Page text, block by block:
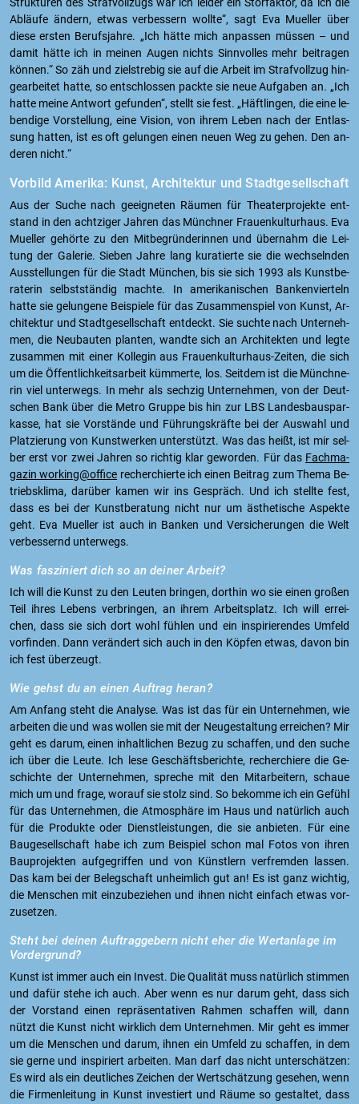
Ab­läu­fe än­dern, etwas ver­bes­sern woll­te“, sagt Eva Mu­el­ler über
diese ers­ten Be­rufs­jah­re. „Ich hätte mich an­pas­sen müs­sen – und
damit hätte ich in mei­nen Augen nichts Sinn­vol­les mehr bei­tra­gen
kön­nen.“ So zäh und ziel­stre­big sie auf die Ar­beit im Straf­voll­zug hin­
ge­ar­bei­tet hatte, so ent­schlos­sen pack­te sie neue Auf­ga­ben an. „Ich
hatte meine Ant­wort ge­fun­den“, stellt sie fest. „Häft­lin­gen, die eine le­
ben­di­ge Vor­stel­lung, eine Vi­si­on, von ihrem Leben nach der Ent­las­
sung hat­ten, ist es oft ge­lun­gen einen neuen Weg zu gehen. Den an­
de­ren nicht.“
Vor­bild Ame­ri­ka: Kunst, Ar­chi­tek­tur und Stadt­ge­sell­schaft
Aus der Suche nach ge­eig­ne­ten Räu­men für Thea­ter­pro­jek­te ent­
stand in den acht­zi­ger Jah­ren das Münch­ner Frau­en­kul­tur­haus. Eva
Mu­el­ler ge­hör­te zu den Mit­be­grün­de­rin­nen und über­nahm die Lei­
tung der Ga­le­rie. Sie­ben Jahre lang ku­ra­tier­te sie die wech­seln­den
Aus­stel­lun­gen für die Stadt Mün­chen, bis sie sich 1993 als Kunst­be­
ra­te­rin selbst­stän­dig mach­te. In ame­ri­ka­ni­schen Ban­ken­vier­teln
hatte sie ge­lun­ge­ne Bei­spie­le für das Zu­sam­men­spiel von Kunst, Ar­
chi­tek­tur und Stadt­ge­sell­schaft ent­deckt. Sie such­te nach Un­ter­neh­
men, die Neu­bau­ten plan­ten, wand­te sich an Ar­chi­tek­ten und legte
zu­sam­men mit einer Kol­le­gin aus Frau­en­kul­tur­haus-Zei­ten, die sich
um die Öf­fent­lich­keits­ar­beit küm­mer­te, los. Seit­dem ist die Münch­ne­
rin viel un­ter­wegs. In mehr als sech­zig Un­ter­neh­men, von der Deut­
schen Bank über die Metro Grup­pe bis hin zur LBS Lan­des­bau­spar­
kas­se, hat sie Vor­stän­de und Füh­rungs­kräf­te bei der Aus­wahl und
Plat­zie­rung von Kunst­wer­ken un­ter­stützt. Was das heißt, ist mir sel­
ber erst vor zwei Jah­ren so rich­tig klar ge­wor­den. Für das Fach­ma­
ga­zin working@of­fice re­cher­chier­te ich einen Bei­trag zum Thema Be­
triebs­kli­ma, dar­über kamen wir ins Ge­spräch. Und ich stell­te fest,
dass es bei der Kunst­be­ra­tung nicht nur um äs­the­ti­sche As­pek­te
geht. Eva Mu­el­ler ist auch in Ban­ken und Ver­si­che­run­gen die Welt
ver­bes­sernd un­ter­wegs.
Was fas­zi­niert dich so an dei­ner Ar­beit?
Ich will die Kunst zu den Leu­ten brin­gen, dort­hin wo sie einen gro­ßen
Teil ihres Le­bens ver­brin­gen, an ihrem Ar­beits­platz. Ich will er­rei­
chen, dass sie sich dort wohl füh­len und ein in­spi­rie­ren­des Um­feld
vor­fin­den. Dann ver­än­dert sich auch in den Köp­fen etwas, davon bin
ich fest über­zeugt.
Wie gehst du an einen Auf­trag heran?
Am An­fang steht die Ana­ly­se. Was ist das für ein Un­ter­neh­men, wie
ar­bei­ten die und was wol­len sie mit der Neu­ge­stal­tung er­rei­chen? Mir
geht es darum, einen in­halt­li­chen Bezug zu schaf­fen, und den suche
ich über die Leute. Ich lese Ge­schäfts­be­rich­te, re­cher­chie­re die Ge­
schich­te der Un­ter­neh­men, spre­che mit den Mit­ar­bei­tern, schaue
mich um und frage, wor­auf sie stolz sind. So be­kom­me ich ein Ge­fühl
für das Un­ter­neh­men, die At­mo­sphä­re im Haus und na­tür­lich auch
für die Pro­duk­te oder Dienst­leis­tun­gen, die sie an­bie­ten. Für eine
Bau­ge­sell­schaft habe ich zum Bei­spiel schon mal Fotos von ihren
Bau­pro­jek­ten auf­ge­grif­fen und von Künst­lern ver­frem­den las­sen.
Das kam bei der Be­leg­schaft un­heim­lich gut an! Es ist ganz wich­tig,
die Men­schen mit ein­zu­be­zie­hen und ihnen nicht ein­fach etwas vor­
zu­set­zen.
Steht bei dei­nen Auf­trag­ge­bern nicht eher die Wert­an­la­ge im
Vor­der­grund?
Kunst ist immer auch ein In­vest. Die Qua­li­tät muss na­tür­lich stim­men
und dafür stehe ich auch. Aber wenn es nur darum geht, dass sich
der Vor­stand einen re­prä­sen­ta­ti­ven Rah­men schaf­fen will, dann
nützt die Kunst nicht wirk­lich dem Un­ter­neh­men. Mir geht es immer
um die Men­schen und darum, ihnen ein Um­feld zu schaf­fen, in dem
sie gerne und in­spi­riert ar­bei­ten. Man darf das nicht un­ter­schät­zen:
Es wird als ein deut­li­ches Zei­chen der Wert­schät­zung ge­se­hen, wenn
die Fir­men­lei­tung in Kunst in­ves­tiert und Räume so ge­stal­tet, dass